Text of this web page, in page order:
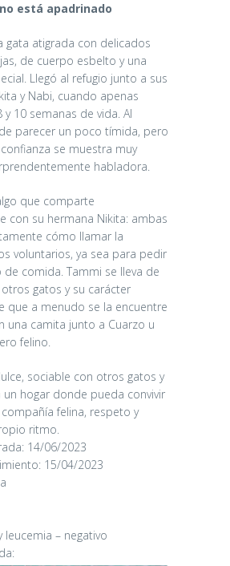
está apadrinado
gata atigrada con delicados
de cuerpo esbelto y una
Llegó al refugio junto a sus
y Nabi, cuando apenas
10 semanas de vida. Al
parecer un poco tímida, pero
se muestra muy
habladora.
que comparte
con su hermana Nikita: ambas
cómo llamar la
voluntarios, ya sea para pedir
comida. Tammi se lleva de
gatos y su carácter
que a menudo se la encuentre
una camita junto a Cuarzo u
felino.
sociable con otros gatos y
hogar donde pueda convivir
felina, respeto y
ritmo.
14/06/2023
15/04/2023
leucemia – negativo